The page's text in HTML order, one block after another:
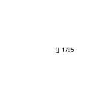
1795